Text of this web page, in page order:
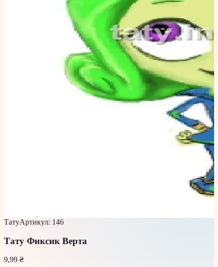
ТатуАртикул: 146
Тату Фиксик Верта
9,99 ₴